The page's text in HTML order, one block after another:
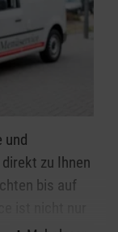
und
zu Ihnen
bis auf